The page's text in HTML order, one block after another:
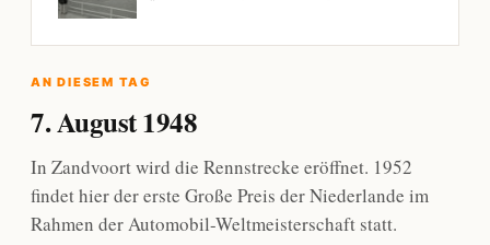
AN DIESEM TAG
7. August 1948
In Zandvoort wird die Rennstrecke eröffnet. 1952
findet hier der erste Große Preis der Niederlande im
Rahmen der Automobil-Weltmeisterschaft statt.